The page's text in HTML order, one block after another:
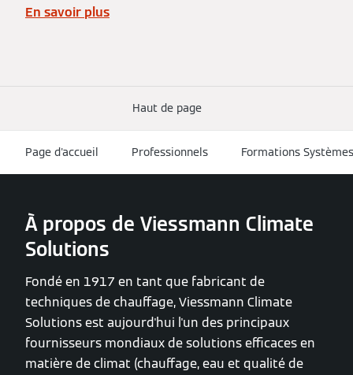
En savoir plus
Haut de page
Page d'accueil Professionnels Formations
À propos de Viessmann Climate
Solutions
Fondé en 1917 en tant que fabricant de
techniques de chauffage, Viessmann Climate
Solutions est aujourd'hui l'un des principaux
fournisseurs mondiaux de solutions efficaces en
matière de climat (chauffage, eau et qualité de